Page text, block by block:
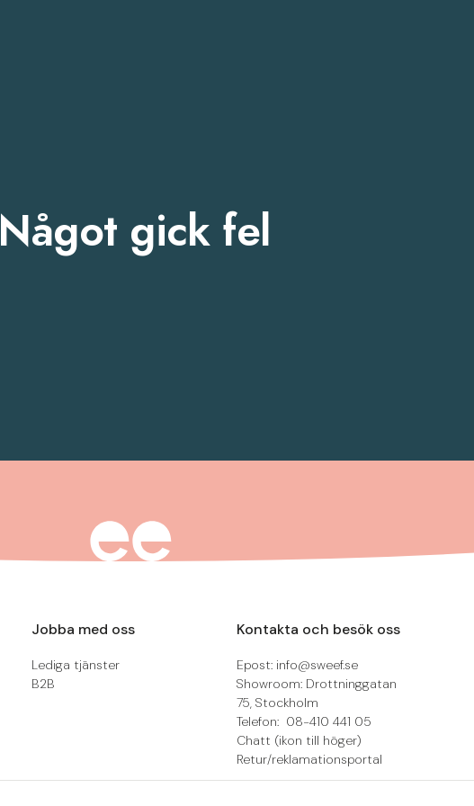
Något gick fel
Jobba med oss
Lediga tjänster
B2B
Kontakta och besök oss
Epost: info@sweef.se
Showroom: Drottninggatan
75, Stockholm
Telefon: 08-410 441 05
Chatt (ikon till höger)
Retur/reklamationsportal